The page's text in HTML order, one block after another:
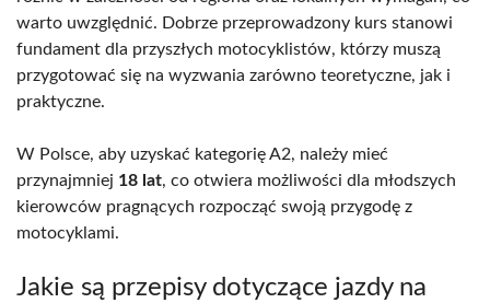
warto uwzględnić. Dobrze przeprowadzony kurs stanowi
fundament dla przyszłych motocyklistów, którzy muszą
przygotować się na wyzwania zarówno teoretyczne, jak i
praktyczne.
W Polsce, aby uzyskać kategorię A2, należy mieć
przynajmniej 18 lat, co otwiera możliwości dla młodszych
kierowców pragnących rozpocząć swoją przygodę z
motocyklami.
Jakie są przepisy dotyczące jazdy na